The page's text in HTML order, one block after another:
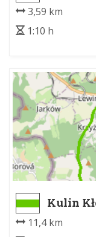
3,59 km
1:10 h
Kulin
11,4 km